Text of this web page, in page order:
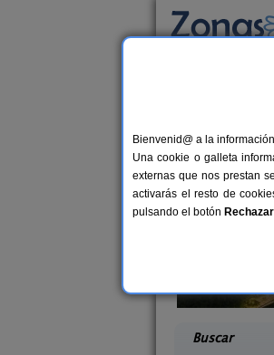
27 €
Buscar
Bienvenid@ a la
Una cookie o galleta
externas que nos prestan
activarás el resto de
pulsando el botón Rechazar